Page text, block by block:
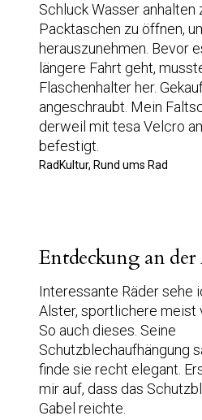
Schluck Wasser anhalten
Packtaschen zu öffnen,
herauszunehmen. Bevor
längere Fahrt geht,
Flaschenhalter her.
angeschraubt. Mein
derweil mit tesa Velcro
befestigt.
RadKultur, Rund ums Rad
Entdeckung an der
Interessante Räder sehe
Alster, sportlichere meist
So auch dieses. Seine
Schutzblechaufhängung
finde sie recht elegant.
mir auf, dass das
Gabel reichte.